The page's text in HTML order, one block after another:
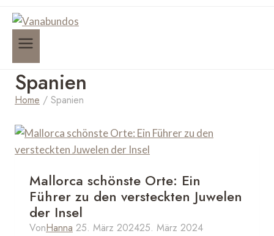
Spanien
Home / Spanien
Mallorca schönste Orte: Ein
Führer zu den versteckten Juwelen
der Insel
VonHanna 25. März 202425. März 2024